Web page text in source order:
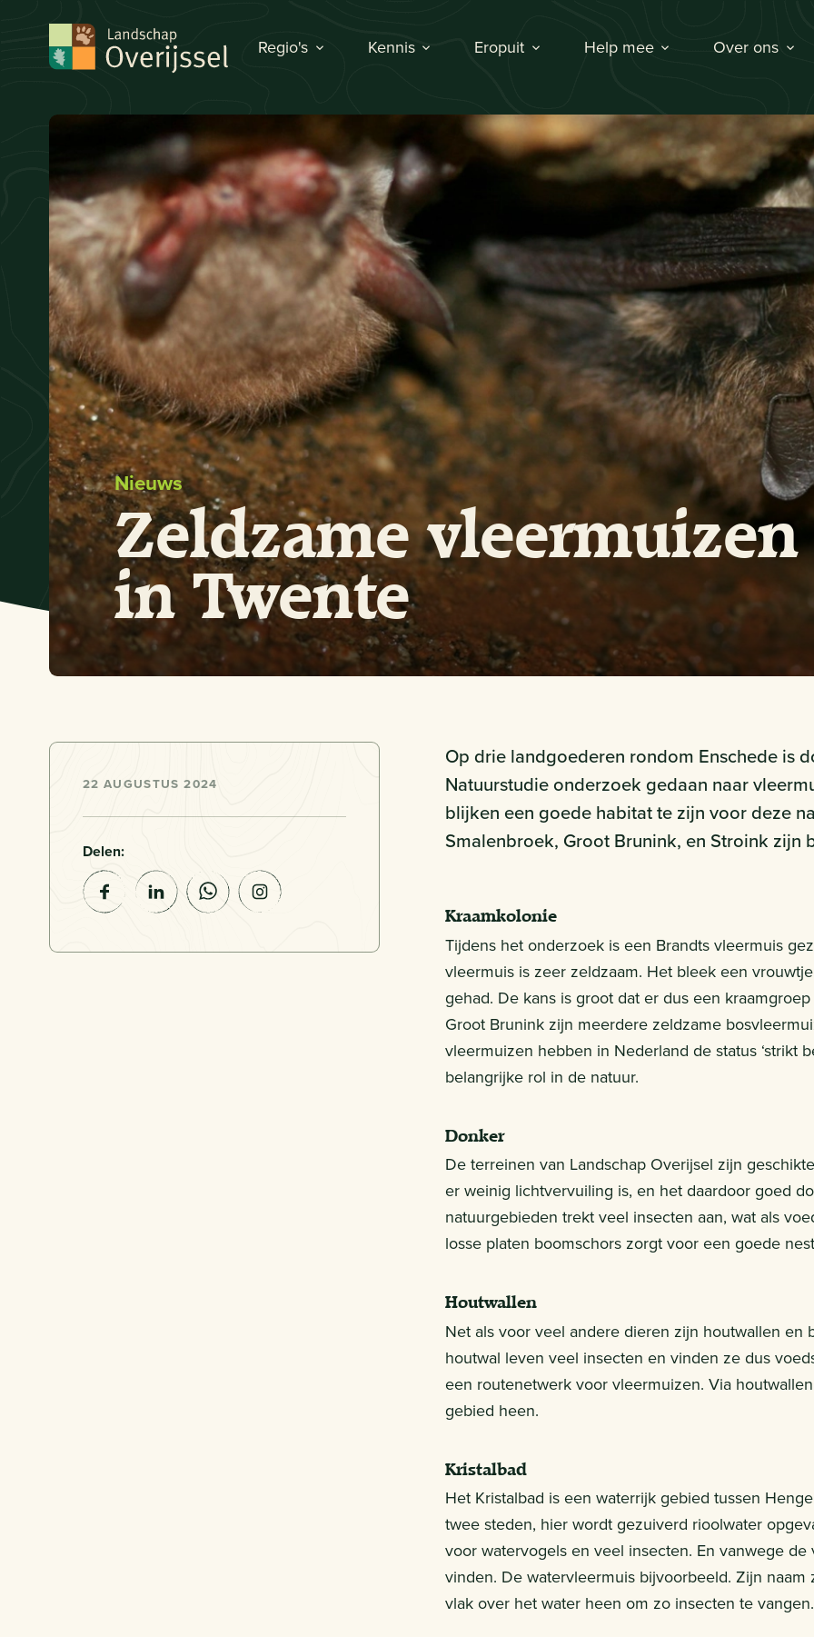
Regio's Kennis Eropuit Help mee Over ons
Nieuws
Zeldzame
in Twente
22 AUGUSTUS 2024
Delen:
Op drie landgoederen rondom Enschede is
Natuurstudie onderzoek gedaan naar
blijken een goede habitat te zijn voor deze
Smalenbroek, Groot Brunink, en Stroink
Kraamkolonie
Tijdens het onderzoek is een Brandts vleermuis
vleermuis is zeer zeldzaam. Het bleek een
gehad. De kans is groot dat er dus een
Groot Brunink zijn meerdere zeldzame
vleermuizen hebben in Nederland de status ‘strikt
belangrijke rol in de natuur.
Donker
De terreinen van Landschap Overijsel zijn
er weinig lichtvervuiling is, en het daardoor goed
natuurgebieden trekt veel insecten aan, wat als
losse platen boomschors zorgt voor een goede
Houtwallen
Net als voor veel andere dieren zijn houtwallen
houtwal leven veel insecten en vinden ze dus
een routenetwerk voor vleermuizen. Via
gebied heen.
Kristalbad
Het Kristalbad is een waterrijk gebied tussen
twee steden, hier wordt gezuiverd rioolwater
voor watervogels en veel insecten. En vanwege
vinden. De watervleermuis bijvoorbeeld. Zijn
vlak over het water heen om zo insecten te vangen.